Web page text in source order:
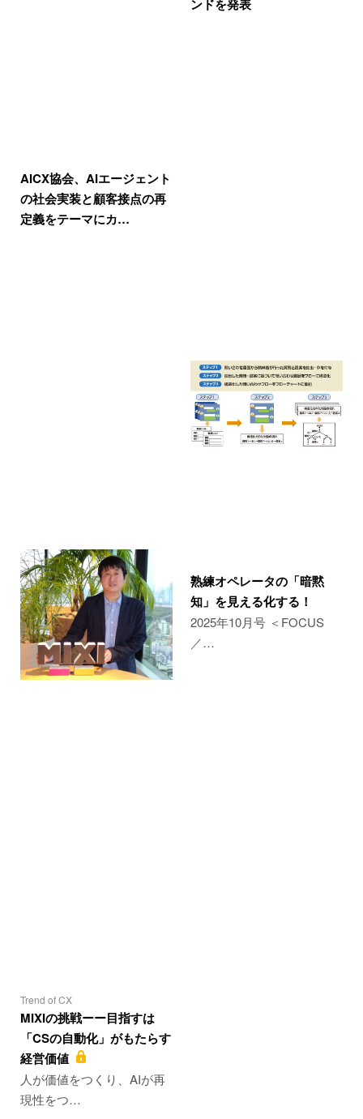
AICX協会、AIエージェント
の社会実装と顧客接点の再
定義をテーマにカ…
ンドを発表
Trend of CX
MIXIの挑戦ーー目指すは
「CSの自動化」がもたらす
経営価値
人が価値をつくり、AIが再
現性をつ…
熟練オペレータの「暗黙
知」を見える化する！
2025年10月号 ＜FOCUS
／…